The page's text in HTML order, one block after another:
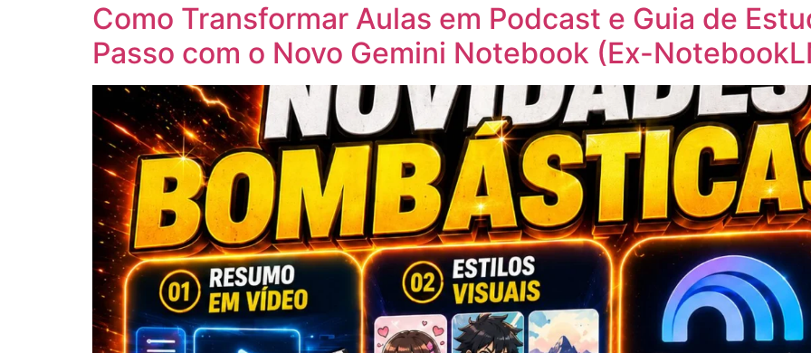
Como Transformar Aulas em Podcast e Guia de
Passo com o Novo Gemini Notebook (Ex-